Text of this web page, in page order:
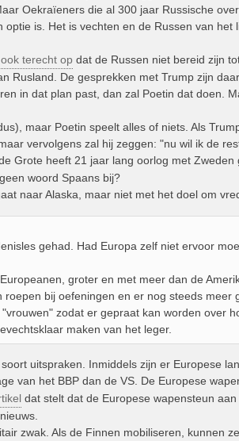
Oekraïeners die al 300 jaar Russische
is. Het is vechten en de Russen van het
terecht op dat de Russen niet bereid zijn
Rusland. De gesprekken met Trump zijn
in dat plan past, dan zal Poetin dat doen.
maar Poetin speelt alles of niets. Als
vervolgens zal hij zeggen: "nu wil ik de
Grote heeft 21 jaar lang oorlog met
woord Spaans bij?
naar Alaska, maar niet met het doel om
gehad. Had Europa zelf niet ervoor
groter en met meer dan de
bij oefeningen en er nog steeds meer
zodat er gepraat kan worden over
maken van het leger.
uitspraken. Inmiddels zijn er Europese
van het BBP dan de VS. De Europese
dat stelt dat de Europese wapensteun
zwak. Als de Finnen mobiliseren, kunnen